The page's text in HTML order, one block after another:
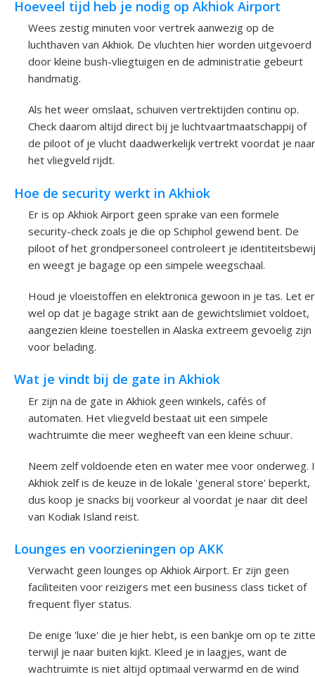
Hoeveel tijd heb je nodig op Akhiok Airport
Wees zestig minuten voor vertrek aanwezig op de
luchthaven van Akhiok. De vluchten hier worden uitgevoerd
door kleine bush-vliegtuigen en de administratie gebeurt
handmatig.
Als het weer omslaat, schuiven vertrektijden continu op.
Check daarom altijd direct bij je luchtvaartmaatschappij of
de piloot of je vlucht daadwerkelijk vertrekt voordat je naar
het vliegveld rijdt.
Hoe de security werkt in Akhiok
Er is op Akhiok Airport geen sprake van een formele
security-check zoals je die op Schiphol gewend bent. De
piloot of het grondpersoneel controleert je
en weegt je bagage op een simpele weegschaal.
Houd je vloeistoffen en elektronica gewoon in je tas. Let er
wel op dat je bagage strikt aan de gewichtslimiet voldoet,
aangezien kleine toestellen in Alaska extreem gevoelig zijn
voor belading.
Wat je vindt bij de gate in Akhiok
Er zijn na de gate in Akhiok geen winkels, cafés of
automaten. Het vliegveld bestaat uit een simpele
wachtruimte die meer wegheeft van een kleine schuur.
Neem zelf voldoende eten en water mee voor onderweg.
Akhiok zelf is de keuze in de lokale 'general store' beperkt,
dus koop je snacks bij voorkeur al voordat je naar dit deel
van Kodiak Island reist.
Lounges en voorzieningen op AKK
Verwacht geen lounges op Akhiok Airport. Er zijn geen
faciliteiten voor reizigers met een business class ticket of
frequent flyer status.
De enige 'luxe' die je hier hebt, is een bankje om op te
terwijl je naar buiten kijkt. Kleed je in laagjes, want de
wachtruimte is niet altijd optimaal verwarmd en de wind